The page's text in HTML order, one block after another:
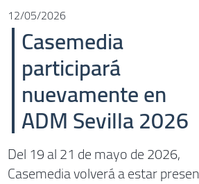
12/05/2026
Casemedia
participará
nuevamente en
ADM Sevilla 2026
Del 19 al 21 de mayo de 2026,
Casemedia volverá a estar